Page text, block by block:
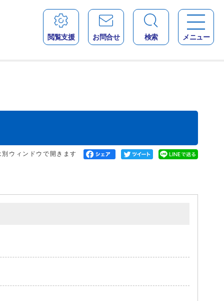
閲覧支援 お問合せ 検索 メニュー
ウィンドウで開きます